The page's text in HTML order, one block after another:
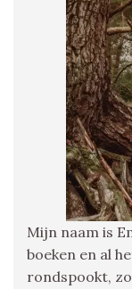
Mijn naam is
boeken en al
rondspookt,